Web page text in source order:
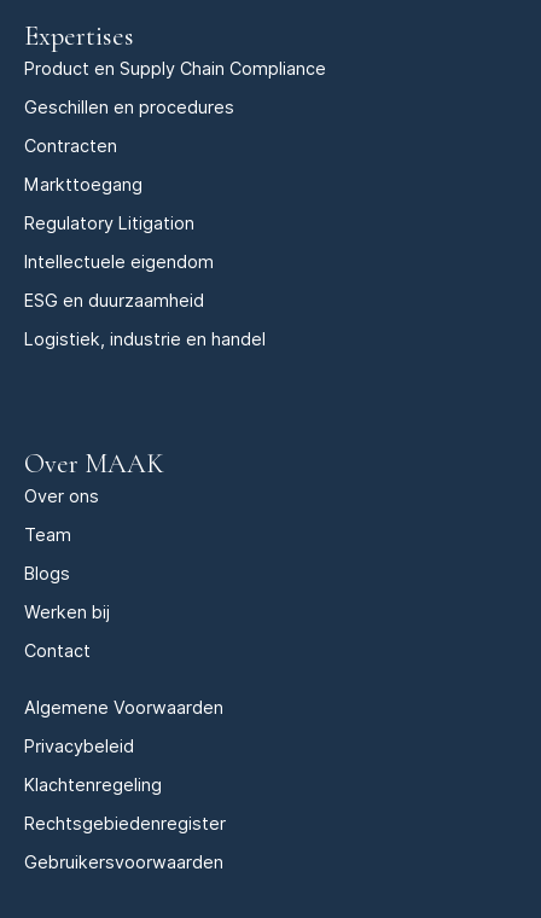
Expertises
Product en Supply Chain Compliance
Geschillen en procedures
Contracten
Markttoegang
Regulatory Litigation
Intellectuele eigendom
ESG en duurzaamheid
Logistiek, industrie en handel
Over MAAK
Over ons
Team
Blogs
Werken bij
Contact
Algemene Voorwaarden
Privacybeleid
Klachtenregeling
Rechtsgebiedenregister
Gebruikersvoorwaarden